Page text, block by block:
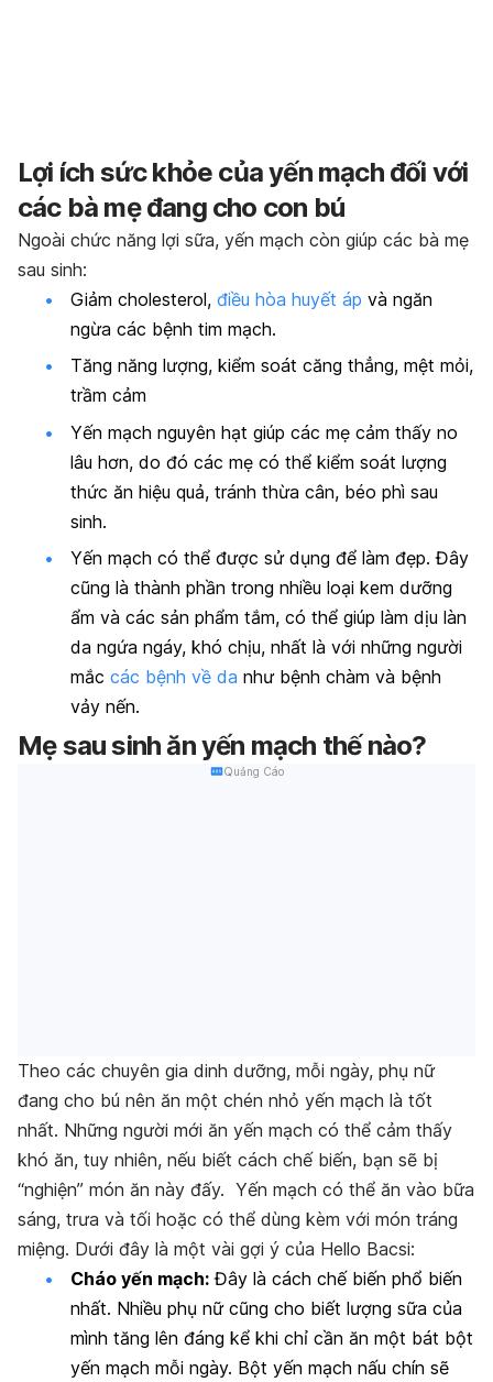
Lợi ích sức khỏe của yến mạch đối với
các bà mẹ đang cho con bú
Ngoài chức năng lợi sữa, yến mạch còn giúp các bà mẹ
sau sinh:
Giảm cholesterol, điều hòa huyết áp và ngăn
ngừa các bệnh tim mạch.
Tăng năng lượng, kiểm soát căng thẳng, mệt mỏi,
trầm cảm
Yến mạch nguyên hạt giúp các mẹ cảm thấy no
lâu hơn, do đó các mẹ có thể kiểm soát lượng
thức ăn hiệu quả, tránh thừa cân, béo phì sau
sinh.
Yến mạch có thể được sử dụng để làm đẹp. Đây
cũng là thành phần trong nhiều loại kem dưỡng
ẩm và các sản phẩm tắm, có thể giúp làm dịu làn
da ngứa ngáy, khó chịu, nhất là với những người
mắc các bệnh về da như bệnh chàm và bệnh
vảy nến.
Mẹ sau sinh ăn yến mạch thế nào?
Quảng Cáo
Theo các chuyên gia dinh dưỡng, mỗi ngày, phụ nữ
đang cho bú nên ăn một chén nhỏ yến mạch là tốt
nhất. Những người mới ăn yến mạch có thể cảm thấy
khó ăn, tuy nhiên, nếu biết cách chế biến, bạn sẽ bị
“nghiện” món ăn này đấy. Yến mạch có thể ăn vào bữa
sáng, trưa và tối hoặc có thể dùng kèm với món tráng
miệng. Dưới đây là một vài gợi ý của Hello Bacsi:
Cháo yến mạch: Đây là cách chế biến phổ biến
nhất. Nhiều phụ nữ cũng cho biết lượng sữa của
mình tăng lên đáng kể khi chỉ cần ăn một bát bột
yến mạch mỗi ngày. Bột yến mạch nấu chín sẽ